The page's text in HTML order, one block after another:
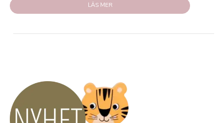
LÄS MER